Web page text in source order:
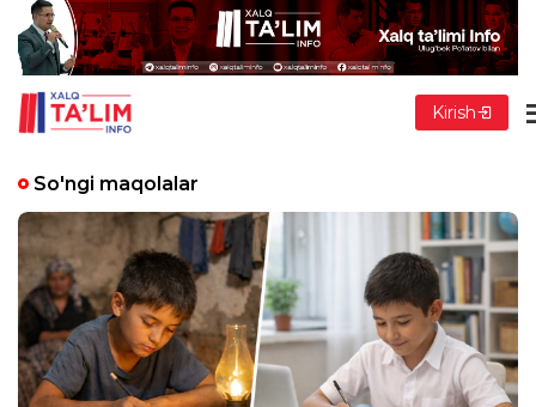
Kirish
So'ngi maqolalar